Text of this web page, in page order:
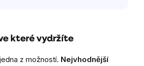
které vydržíte
z možností. Nejvhodnější